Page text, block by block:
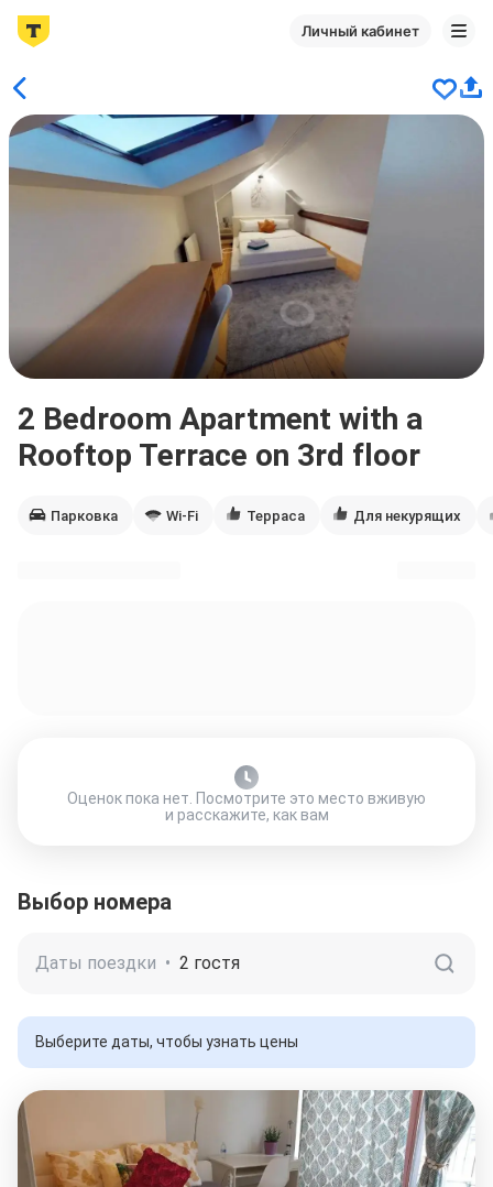
Личный кабинет
2 Bedroom Apartment with a
Rooftop Terrace on 3rd floor
Парковка Wi-Fi Терраса Для некурящих
Оценок пока нет. Посмотрите это место вживую
и расскажите, как вам
Выбор номера
Даты поездки • 2 гостя
Выберите даты, чтобы узнать цены